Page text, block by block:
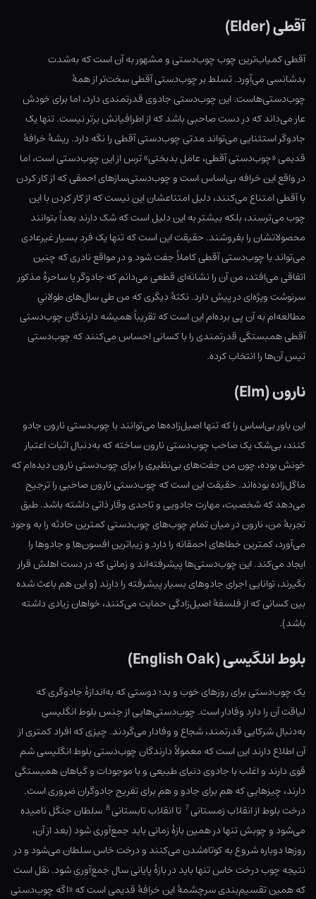
آقطی (Elder)
آقطی کمیاب‌ترین چوب چوب‌دستی و مشهور به آن است که به‌شدت
بدشانسی می‌آورد. تسلط بر چوب‌دستی آقطی سخت‌تر از همهٔ
چوب‌دستی‌هاست. این چوب‌دستی جادوی قدرتمندی دارد، اما برای خودش
عار می‌داند که در دست صاحبی باشد که از اطرافیانش برتر نیست. تنها یک
جادوگر استثنایی می‌تواند مدتی چوب‌دستی آقطی را نگه دارد. ریشهٔ خرافهٔ
قدیمی «چوب‌دستی آقطی، عامل بدبختی» ترس از این چوب‌دستی است، اما
در واقع این خرافه بی‌اساس است و چوب‌دستی‌سازهای احمقی که از کار کردن
با آقطی امتناع می‌کنند، دلیل امتناعشان این نیست که از کار کردن با این
چوب می‌ترسند، بلکه بیشتر به این دلیل است که شک دارند بعداً بتوانند
محصولاتشان را بفروشند. حقیقت این است که تنها یک فرد بسیار غیرعادی
می‌تواند با چوب‌دستی آقطی کاملاً جفت شود و در مواقع نادری که چنین
اتفاقی می‌افتد، من آن را نشانه‌ای قطعی می‌دانم که جادوگر یا ساحرهٔ مذکور
سرنوشت ویژه‌ای در پیش دارد. نکتهٔ‌ دیگری که من طی سال‌های طولانیِ
مطالعه‌ام به آن پی برده‌ام این است که تقریباً همیشه دارندگان چوب‌دستی
آقطی همبستگی قدرتمندی را با کسانی احساس می‌کنند که چوب‌دستی
تیس آن‌ها را انتخاب کرده.
نارون (Elm)
این باور بی‌اساس را که تنها اصیل‌زاده‌ها می‌توانند با چوب‌دستی نارون جادو
کنند، بی‌شک یک صاحب چوب‌دستی نارون ساخته که به‌دنبال اثبات اعتبار
خونش بوده، چون من جفت‌های بی‌نظیری را برای چوب‌دستی نارون دیده‌ام که
ماگل‌زاده بوده‌اند. حقیقت این است که چوب‌دستی نارون صاحبی را ترجیح
می‌دهد که شخصیت، مهارت جادویی و تاحدی وقار ذاتی داشته باشد. طبق
تجربهٔ من، نارون در میان تمام چوب‌‌های چوب‌دستی کمترین حادثه را به وجود
می‌آورد، کمترین خطاهای احمقانه را دارد و زیباترین افسون‌ها و جادوها را
ایجاد می‌کند. این چوب‌دستی‌ها پیشرفته‌اند و زمانی که در دست اهلش قرار
بگیرند، توانایی اجرای جادوهای بسیار پیشرفته را دارند (و این هم باعث شده
بین کسانی که از فلسفهٔ اصیل‌زادگی حمایت می‌کنند، خواهان زیادی داشته
باشد).
بلوط انلگیسی (English Oak)
یک چوب‌دستی برای روزهای خوب و بد؛ دوستی که به‌اندازهٔ جادوگری که
لیاقت آن را دارد وفادار است. چوب‌دستی‌هایی از جنس بلوط انگلیسی
به‌دنبال شرکایی قدرتمند، شجاع و وفادار می‌گردند. چیزی که افراد کمتری از
آن اطلاع دارند این است که معمولاً دارندگان چوب‌دستی بلوط انگلیسی شم
قوی دارند و اغلب با جادوی دنیای طبیعی و با موجودات و گیاهان همبستگی
دارند، چیزهایی که هم برای جادو و هم برای تفریح جادوگران ضروری است.
درخت بلوط از انقلاب زمستانی7 تا انقلاب تابستانی8 سلطان جنگل نامیده
می‌شود و چوبش تنها در همین بازهٔ زمانی باید جمع‌آوری شود (بعد از آن،
روزها دوباره شروع به کوتاه‌شدن می‌کنند و درخت خاس سلطان می‌شود و در
نتیجه چوب درخت خاس تنها باید در بازهٔ پایانی سال جمع‌آوری شود. نقل است
که همین تقسیم‌بندی سرچشمهٔ این خرافهٔ قدیمی است که «اگه چوب‌دستی